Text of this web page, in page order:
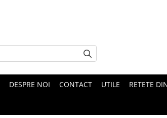
DESPRE NOI CONTACT UTILE RETETE